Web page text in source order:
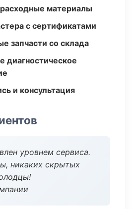
материалы
с сертификатами
запчасти со склада
диагностическое
и консультация
уровнем сервиса.
никаких скрытых